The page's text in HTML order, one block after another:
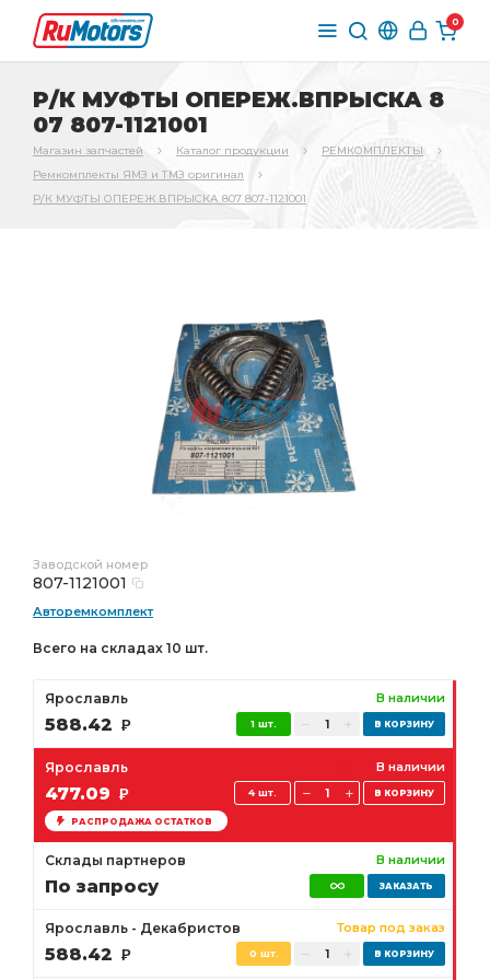
0
Р/К МУФТЫ ОПЕРЕЖ.ВПРЫСКА 8
07 807-1121001
Магазин запчастей Каталог продукции
РЕМКОМПЛЕКТЫ
Ремкомплекты ЯМЗ и ТМЗ оригинал
Р/К МУФТЫ ОПЕРЕЖ.ВПРЫСКА 807 807-1121001
Заводской номер
807-1121001
Авторемкомплект
Всего на складах 10 шт.
Ярославль В наличии
588.42 Р 1 шт.
Ярославль В наличии
477.09 Р 4 шт.
РАСПРОДАЖА ОСТАТКОВ
Склады партнеров В наличии
По запросу
Ярославль - Декабристов Товар под заказ
588.42 Р 0 шт.